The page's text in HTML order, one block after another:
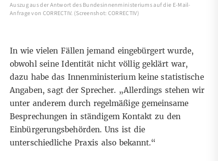
Auszug aus der Antwort des Bundesinnenministeriums auf die E-Mail-
Anfrage von CORRECTIV. (Screenshot: CORRECTIV)
In wie vielen Fällen jemand eingebürgert wurde,
obwohl seine Identität nicht völlig geklärt war,
dazu habe das Innenministerium keine statistische
Angaben, sagt der Sprecher. „Allerdings stehen wir
unter anderem durch regelmäßige gemeinsame
Besprechungen in ständigem Kontakt zu den
Einbürgerungsbehörden. Uns ist die
unterschiedliche Praxis also bekannt.“